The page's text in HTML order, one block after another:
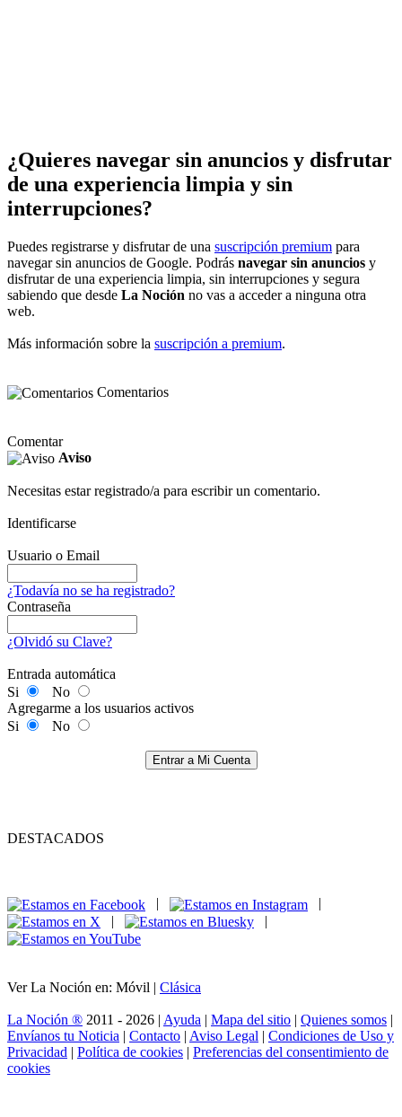
¿Quieres navegar sin anuncios y disfrutar
de una experiencia limpia y sin
interrupciones?
Puedes registrarse y disfrutar de una suscripción premium para
navegar sin anuncios de Google. Podrás navegar sin anuncios y
disfrutar de una experiencia limpia, sin interrupciones y segura
sabiendo que desde La Noción no vas a acceder a ninguna otra
web.
Más información sobre la suscripción a premium.
Comentarios
Comentar
Aviso
Necesitas estar registrado/a para escribir un comentario.
Identificarse
Usuario o Email
¿Todavía no se ha registrado?
Contraseña
¿Olvidó su Clave?
Entrada automática
Si
No
Agregarme a los usuarios activos
Si
No
Entrar a Mi Cuenta
DESTACADOS
|
|
Ver La Noción en: Móvil | Clásica
La Noción ® 2011 - 2026 | Ayuda | Mapa del sitio | Quienes somos |
Envíanos tu Noticia | Contacto | Aviso Legal | Condiciones de Uso y
Privacidad | Política de cookies | Preferencias del consentimiento de
cookies